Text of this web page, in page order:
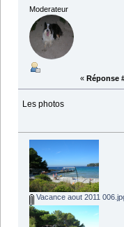
Moderateur
« Réponse
Les photos
Vacance aout 2011